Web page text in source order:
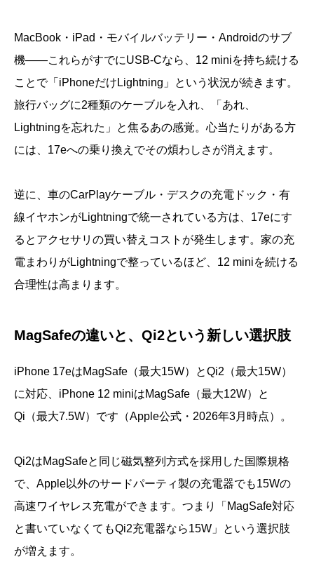
MacBook・iPad・モバイルバッテリー・Androidのサブ
機——これらがすでにUSB-Cなら、12 miniを持ち続ける
ことで「iPhoneだけLightning」という状況が続きます。
旅行バッグに2種類のケーブルを入れ、「あれ、
Lightningを忘れた」と焦るあの感覚。心当たりがある方
には、17eへの乗り換えでその煩わしさが消えます。
逆に、車のCarPlayケーブル・デスクの充電ドック・有
線イヤホンがLightningで統一されている方は、17eにす
るとアクセサリの買い替えコストが発生します。家の充
電まわりがLightningで整っているほど、12 miniを続ける
合理性は高まります。
MagSafeの違いと、Qi2という新しい選択肢
iPhone 17eはMagSafe（最大15W）とQi2（最大15W）
に対応、iPhone 12 miniはMagSafe（最大12W）と
Qi（最大7.5W）です（Apple公式・2026年3月時点）。
Qi2はMagSafeと同じ磁気整列方式を採用した国際規格
で、Apple以外のサードパーティ製の充電器でも15Wの
高速ワイヤレス充電ができます。つまり「MagSafe対応
と書いていなくてもQi2充電器なら15W」という選択肢
が増えます。